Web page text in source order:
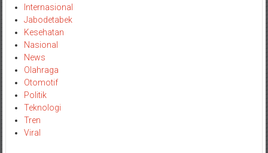
Internasional
Jabodetabek
Kesehatan
Nasional
News
Olahraga
Otomotif
Politik
Teknologi
Tren
Viral